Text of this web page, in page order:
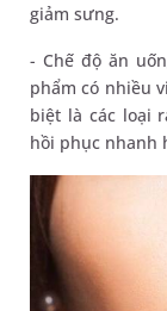
giảm sưng.
- Chế độ ăn
phẩm có nhiều
biệt là các loại
hồi phục nhanh